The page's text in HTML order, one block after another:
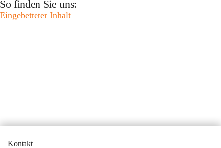
So finden Sie uns:
Eingebetteter Inhalt
Kontakt